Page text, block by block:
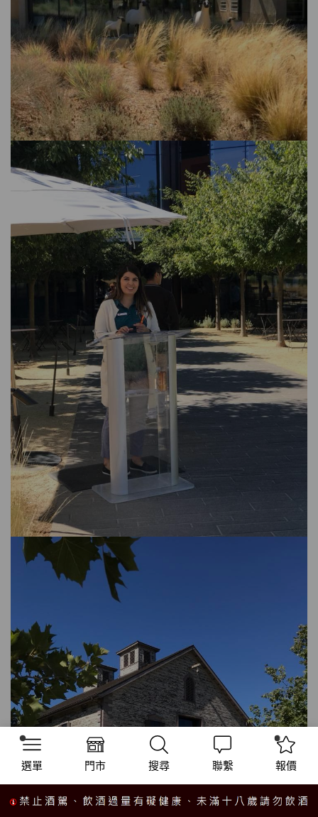
選單 門市 搜尋 聯繫 報價